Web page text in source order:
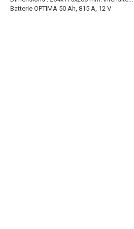
Batterie OPTIMA 50 Ah, 815 A, 12 V